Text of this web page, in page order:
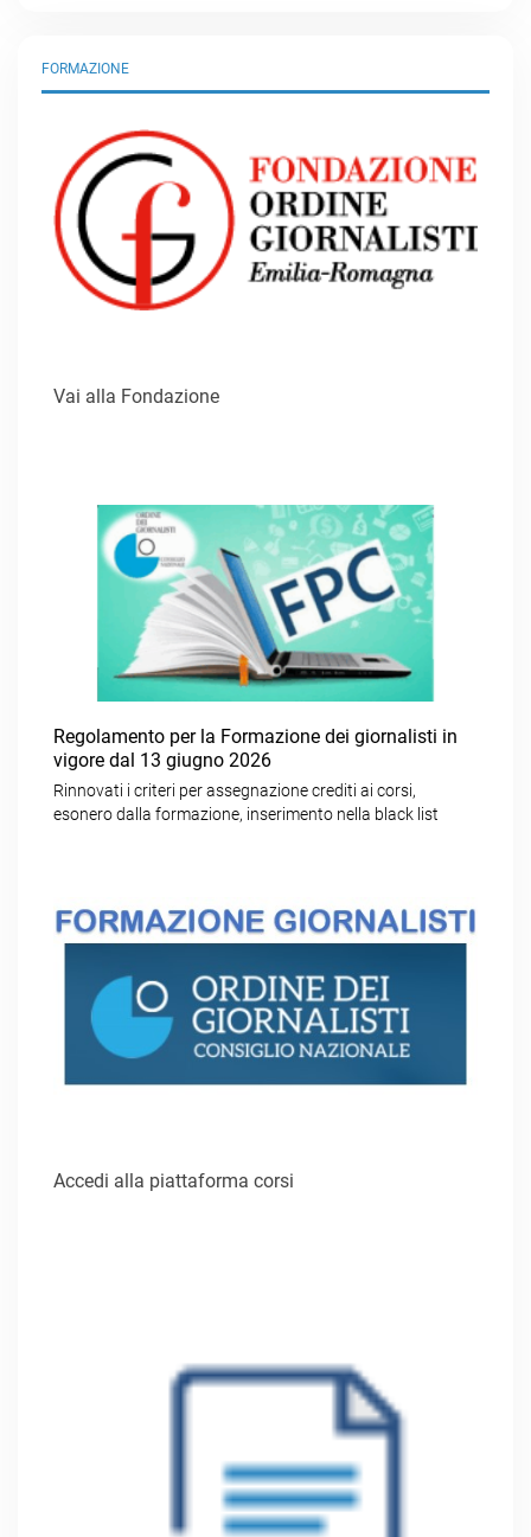
FORMAZIONE
Vai alla Fondazione
Regolamento per la Formazione dei giornalisti in
vigore dal 13 giugno 2026
Rinnovati i criteri per assegnazione crediti ai corsi,
esonero dalla formazione, inserimento nella black list
Accedi alla piattaforma corsi